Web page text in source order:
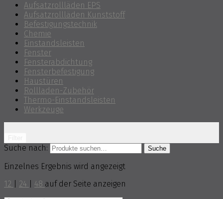
Aufsatzrollläden EPS
Aufsatzrollläden Kunststoff
Befestigungstechnik
Chemie
Einstandsleisten
Fenster
Fensterabdichtung
Fensterbefestigung
Haustüren
Rollladen-Zubehör
Thermo-Einstandsleisten
Werkzeuge
Suche nach: Suche
Einzelnes Ergebnis wird angezeigt
12
24 48 auf der Seite anzeigen